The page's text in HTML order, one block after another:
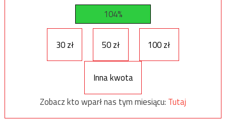
104%
30 zł 50 zł 100 zł
Inna kwota
Zobacz kto wparł nas tym miesiącu: Tutaj